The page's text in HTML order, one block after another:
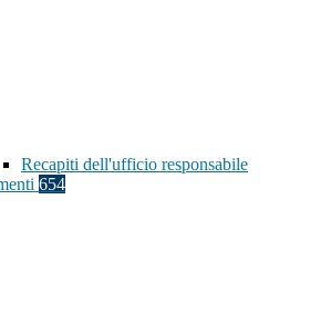
Recapiti dell'ufficio responsabile
654